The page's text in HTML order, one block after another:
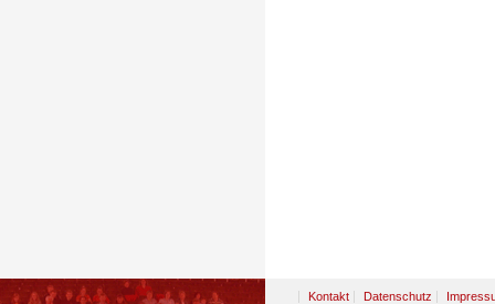
Kontakt Datenschutz